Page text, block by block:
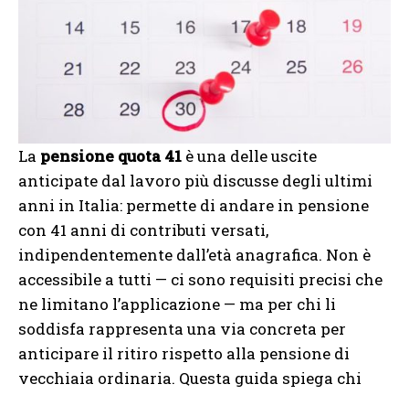
La pensione quota 41 è una delle uscite
anticipate dal lavoro più discusse degli ultimi
anni in Italia: permette di andare in pensione
con 41 anni di contributi versati,
indipendentemente dall’età anagrafica. Non è
accessibile a tutti — ci sono requisiti precisi che
ne limitano l’applicazione — ma per chi li
soddisfa rappresenta una via concreta per
anticipare il ritiro rispetto alla pensione di
vecchiaia ordinaria. Questa guida spiega chi